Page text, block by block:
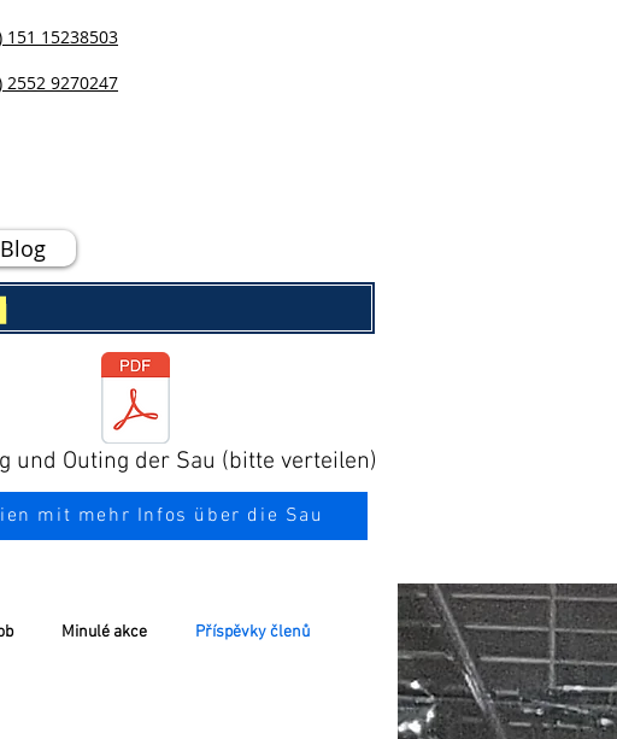
151 15238503
2552 9270247
Blog
und Outing der Sau (bitte verteilen)
mit mehr Infos über die Sau
Minulé akce Příspěvky členů